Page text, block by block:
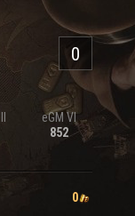
0
eGM VI
852
0